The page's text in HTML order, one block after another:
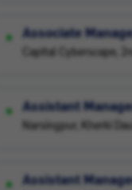
Associate
Capital Cyberscape,
Assistant
Narsingpur, Kherki
Assistant